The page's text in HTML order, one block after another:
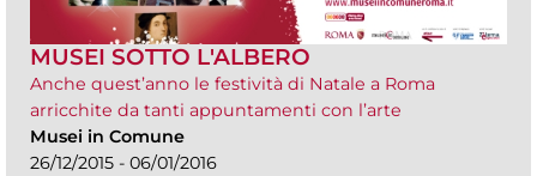
MUSEI SOTTO L'ALBERO
Anche quest’anno le festività di Natale a Roma
arricchite da tanti appuntamenti con l’arte
Musei in Comune
26/12/2015 - 06/01/2016